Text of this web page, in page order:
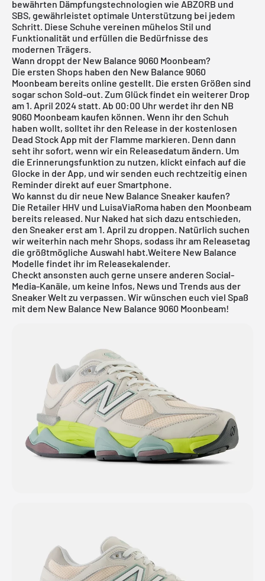
bewährten Dämpfungstechnologien wie ABZORB und
SBS, gewährleistet optimale Unterstützung bei jedem
Schritt. Diese Schuhe vereinen mühelos Stil und
Funktionalität und erfüllen die Bedürfnisse des
modernen Trägers.
Wann droppt der New Balance 9060 Moonbeam?
Die ersten Shops haben den New Balance 9060
Moonbeam bereits online gestellt. Die ersten Größen sind
sogar schon Sold-out. Zum Glück findet ein weiterer Drop
am 1. April 2024 statt. Ab 00:00 Uhr werdet ihr den NB
9060 Moonbeam kaufen können. Wenn ihr den Schuh
haben wollt, solltet ihr den Release in der kostenlosen
Dead Stock App mit der Flamme markieren. Denn dann
seht ihr sofort, wenn wir ein Releasedatum ändern. Um
die Erinnerungsfunktion zu nutzen, klickt einfach auf die
Glocke in der App, und wir senden euch rechtzeitig einen
Reminder direkt auf euer Smartphone.
Wo kannst du dir neue New Balance Sneaker kaufen?
Die Retailer HHV und LuisaViaRoma haben den Moonbeam
bereits released. Nur Naked hat sich dazu entschieden,
den Sneaker erst am 1. April zu droppen. Natürlich suchen
wir weiterhin nach mehr Shops, sodass ihr am Releasetag
die größtmögliche Auswahl habt.Weitere New Balance
Modelle findet ihr im Releasekalender.
Checkt ansonsten auch gerne unsere anderen Social-
Media-Kanäle, um keine Infos, News und Trends aus der
Sneaker Welt zu verpassen. Wir wünschen euch viel Spaß
mit dem New Balance New Balance 9060 Moonbeam!